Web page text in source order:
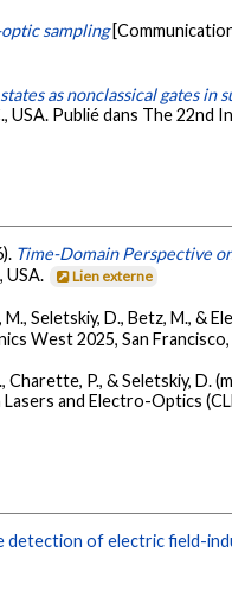
sampling
as nonclassical gates in
Publié dans The
Time-Domain Perspective
USA.
Lien externe
Seletskiy, D., Betz, M., &
West 2025, San Francisco,
Charette, P., & Seletskiy, D.
and Electro-Optics
detection of electric field-